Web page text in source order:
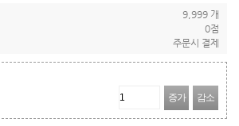
9,999 개
0점
주문시 결제
증가
감소